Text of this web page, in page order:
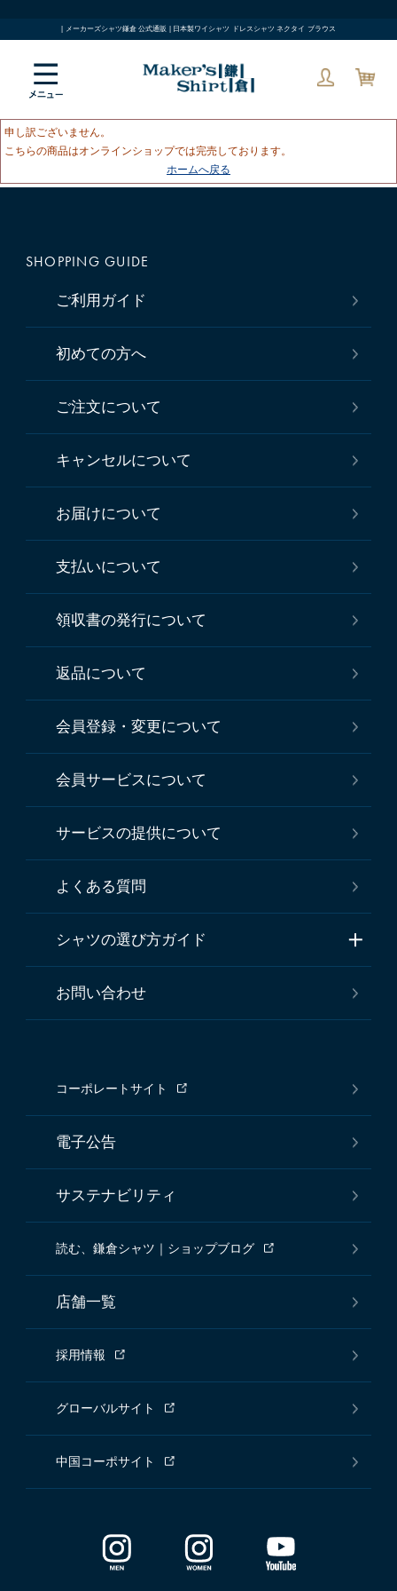
| メーカーズシャツ鎌倉 公式通販 | 日本製ワイシャツ ドレスシャツ ネクタイ ブラウス
申し訳ございません。
こちらの商品はオンラインショップでは完売しております。
ホームへ戻る
SHOPPING GUIDE
ご利用ガイド
初めての方へ
ご注文について
キャンセルについて
お届けについて
支払いについて
領収書の発行について
返品について
会員登録・変更について
会員サービスについて
サービスの提供について
よくある質問
シャツの選び方ガイド
お問い合わせ
コーポレートサイト
電子公告
サステナビリティ
読む、鎌倉シャツ｜ショップブログ
店舗一覧
採用情報
グローバルサイト
中国コーポサイト